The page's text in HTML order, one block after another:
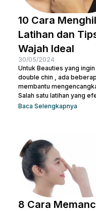
10 Cara
Latihan dan
Wajah Ideal
30/05/2024
Untuk Beauties yang
double chin , ada
membantu
Salah satu latihan yang
gerakan menutup dan
simak penjelasan
Chin Penyebab...
Baca Selengkapnya
8 Cara